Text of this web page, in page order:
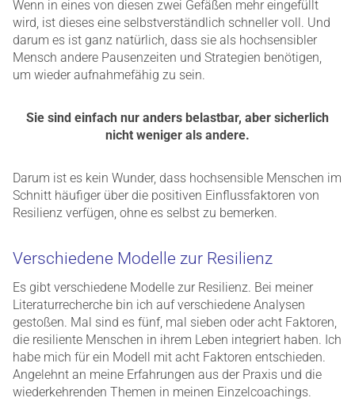
Wenn in eines von diesen zwei Gefäßen mehr eingefüllt
wird, ist dieses eine selbstverständlich schneller voll. Und
darum es ist ganz natürlich, dass sie als hochsensibler
Mensch andere Pausenzeiten und Strategien benötigen,
um wieder aufnahmefähig zu sein.
Sie sind einfach nur anders belastbar, aber sicherlich
nicht weniger als andere.
Darum ist es kein Wunder, dass hochsensible Menschen im
Schnitt häufiger über die positiven Einflussfaktoren von
Resilienz verfügen, ohne es selbst zu bemerken.
Verschiedene Modelle zur Resilienz
Es gibt verschiedene Modelle zur Resilienz. Bei meiner
Literaturrecherche bin ich auf verschiedene Analysen
gestoßen. Mal sind es fünf, mal sieben oder acht Faktoren,
die resiliente Menschen in ihrem Leben integriert haben. Ich
habe mich für ein Modell mit acht Faktoren entschieden.
Angelehnt an meine Erfahrungen aus der Praxis und die
wiederkehrenden Themen in meinen Einzelcoachings.